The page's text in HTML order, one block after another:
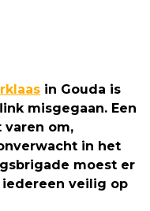
in Gouda is
misgegaan. Een
om,
in het
moest er
veilig op